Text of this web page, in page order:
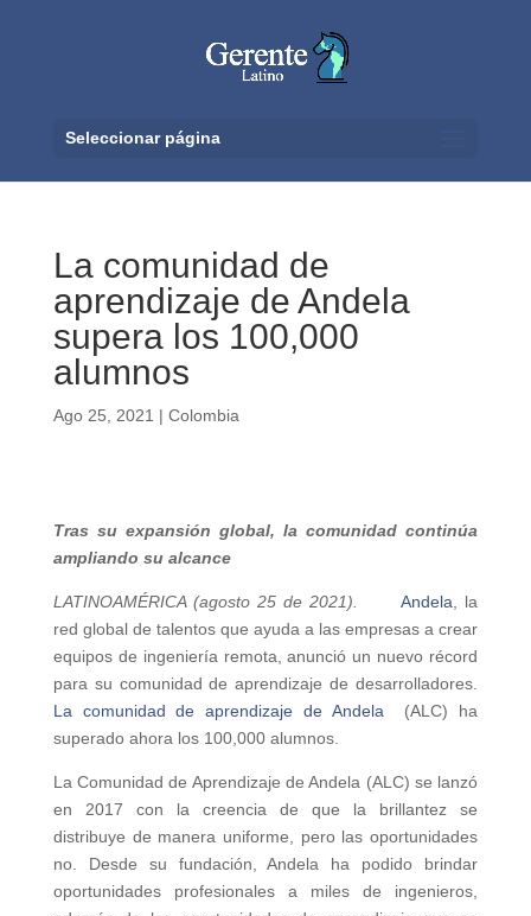
Seleccionar página
La comunidad de
aprendizaje de Andela
supera los 100,000
alumnos
Ago 25, 2021 | Colombia
Tras su expansión global, la comunidad continúa
ampliando su alcance
LATINOAMÉRICA (agosto 25 de 2021).Andela , la
red global de talentos que ayuda a las empresas a crear
equipos de ingeniería remota, anunció un nuevo récord
para su comunidad de aprendizaje de desarrolladores.
La comunidad de aprendizaje de Andela (ALC) ha
superado ahora los 100,000 alumnos.
La Comunidad de Aprendizaje de Andela (ALC) se lanzó
en 2017 con la creencia de que la brillantez se
distribuye de manera uniforme, pero las oportunidades
no. Desde su fundación, Andela ha podido brindar
oportunidades profesionales a miles de ingenieros,